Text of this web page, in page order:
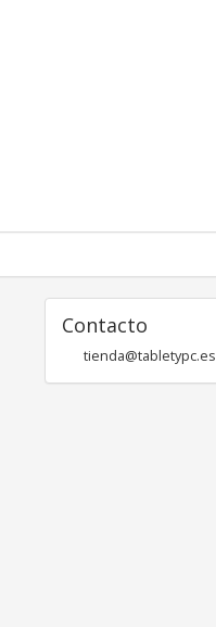
Contacto
tienda@tabletypc.es